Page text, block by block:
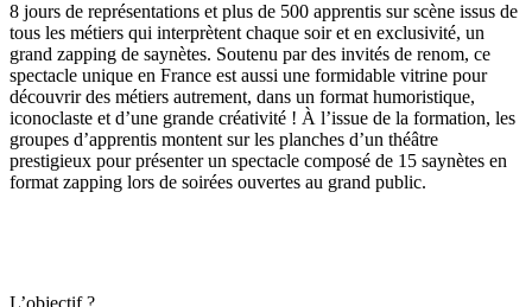
8 jours de représentations et plus de 500 apprentis sur scène issus de
tous les métiers qui interprètent chaque soir et en exclusivité, un
grand zapping de saynètes. Soutenu par des invités de renom, ce
spectacle unique en France est aussi une formidable vitrine pour
découvrir des métiers autrement, dans un format humoristique,
iconoclaste et d’une grande créativité ! À l’issue de la formation, les
groupes d’apprentis montent sur les planches d’un théâtre
prestigieux pour présenter un spectacle composé de 15 saynètes en
format zapping lors de soirées ouvertes au grand public.